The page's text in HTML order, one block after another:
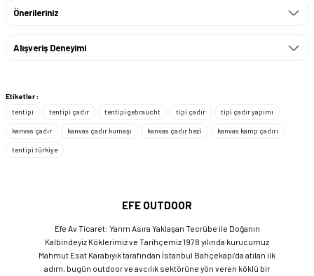
Önerileriniz
Alışveriş Deneyimi
Etiketler :
tentipi
tentipi çadır tentipi gebraucht tipi çadır tipi çadır yapımı
kanvas çadır kanvas çadır kumaşı kanvas çadır bezi kanvas kamp çadırı
tentipi türkiye
EFE OUTDOOR
Efe Av Ticaret: Yarım Asıra Yaklaşan Tecrübe ile Doğanın
Kalbindeyiz Köklerimiz ve Tarihçemiz 1978 yılında kurucumuz
Mahmut Esat Karabıyık tarafından İstanbul Bahçekapı’da atılan ilk
adım, bugün outdoor ve avcılık sektörüne yön veren köklü bir